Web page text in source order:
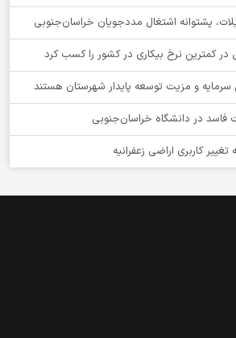
در کمترین نرخ بیکاری در کشور را کسب کرد
سرمایه و مزیت توسعه پایدار شهرستان هستند
کاربری اراضی زعفرانیه